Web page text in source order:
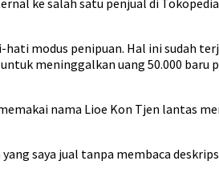
ke salah satu penjual di
modus penipuan. Hal ini sudah
meninggalkan uang 50.000 baru
nama Lioe Kon Tjen lantas
saya jual tanpa membaca